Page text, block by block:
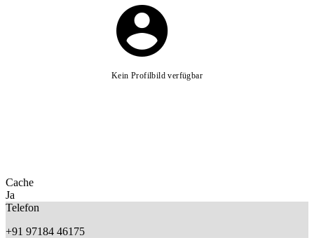
Kein Profilbild verfügbar
Cache
Ja
Telefon
+91 97184 46175